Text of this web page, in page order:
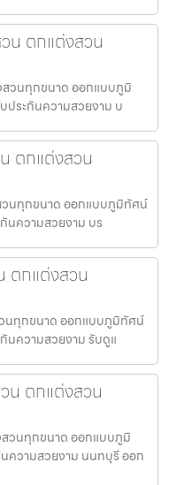
น ตกแต่งสวน
วนทุกขนาด ออกแบบภูมิ
ประกันความสวยงาม บ
ตกแต่งสวน
นทุกขนาด ออกแบบภูมิทัศน์
นความสวยงาม บร
ตกแต่งสวน
นทุกขนาด ออกแบบภูมิทัศน์
นความสวยงาม รับดูแ
น ตกแต่งสวน
วนทุกขนาด ออกแบบภูมิ
ความสวยงาม นนทบุรี ออก